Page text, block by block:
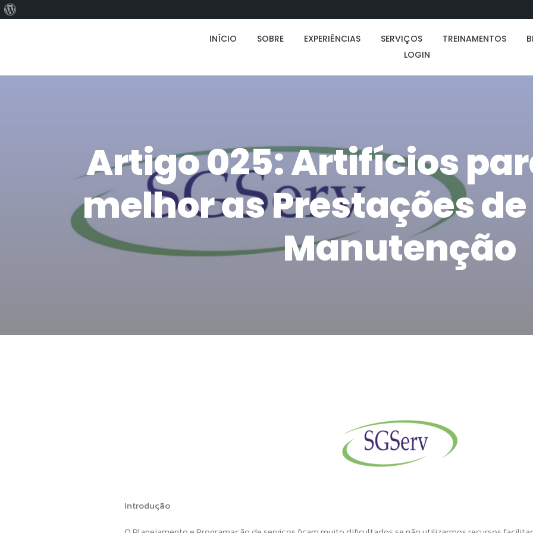
INÍCIO SOBRE EXPERIÊNCIAS SERVIÇOS TREINAMENTOS
LOGIN
Artigo 025: Artifícios
melhor as Prestações
Manutenção
Introdução